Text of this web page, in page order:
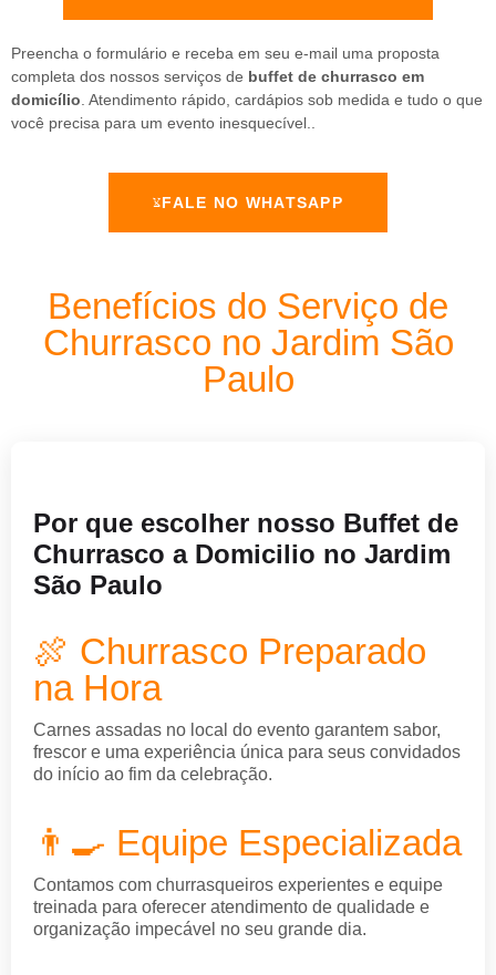
Preencha o formulário e receba em seu e-mail uma proposta
completa dos nossos serviços de buffet de churrasco em
domicílio . Atendimento rápido, cardápios sob medida e tudo o que
você precisa para um evento inesquecível..
FALE NO WHATSAPP
Benefícios do Serviço de
Churrasco no Jardim São
Paulo
Por que escolher nosso Buffet de
Churrasco a Domicilio no Jardim
São Paulo
🍖 Churrasco Preparado
na Hora
Carnes assadas no local do evento garantem sabor,
frescor e uma experiência única para seus convidados
do início ao fim da celebração.
👨‍🍳 Equipe Especializada
Contamos com churrasqueiros experientes e equipe
treinada para oferecer atendimento de qualidade e
organização impecável no seu grande dia.